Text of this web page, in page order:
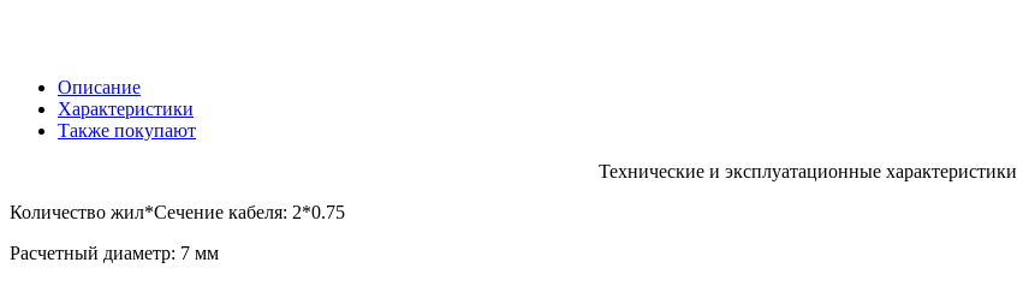
Описание
Характеристики
Также покупают
Технические и эксплуатационные характеристики
Количество жил*Сечение кабеля: 2*0.75
Расчетный диаметр: 7 мм